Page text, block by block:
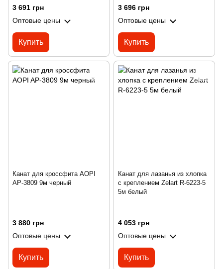
3 691 грн
Оптовые цены
Купить
3 696 грн
Оптовые цены
Купить
Канат для кроссфита AOPI
AP-3809 9м черный
3 880 грн
Оптовые цены
Купить
Канат для лазанья из хлопка
с креплением Zelart R-6223-5
5м белый
4 053 грн
Оптовые цены
Купить